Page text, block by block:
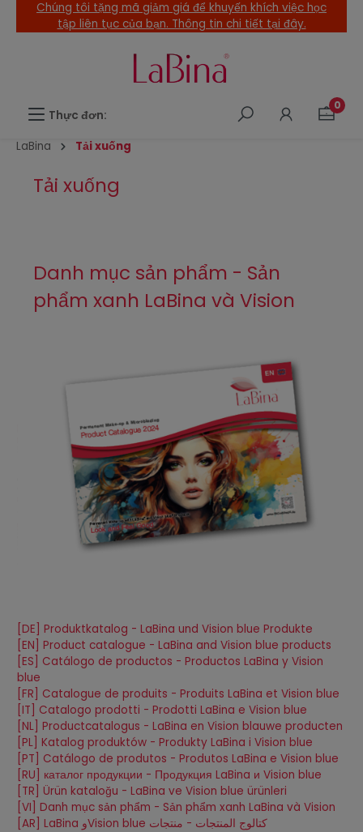
dung chính
Chúng tôi tặng mã giảm giá để khuyến khích việc học
tập liên tục của bạn. Thông tin chi tiết tại đây.
Thực đơn:
0
LaBina Tải xuống
Tải xuống
Danh mục sản phẩm - Sản
phẩm xanh LaBina và Vision
[DE] Produktkatalog - LaBina und Vision blue Produkte
[EN] Product catalogue - LaBina and Vision blue products
[ES] Catálogo de productos - Productos LaBina y Vision
blue
[FR] Catalogue de produits - Produits LaBina et Vision blue
[IT] Catalogo prodotti - Prodotti LaBina e Vision blue
[NL] Productcatalogus - LaBina en Vision blauwe producten
[PL] Katalog produktów - Produkty LaBina i Vision blue
[PT] Catálogo de produtos - Produtos LaBina e Vision blue
[RU] каталог продукции - Продукция LaBina и Vision blue
[TR] Ürün kataloğu - LaBina ve Vision blue ürünleri
[VI] Danh mục sản phẩm - Sản phẩm xanh LaBina và Vision
[AR] LaBina وVision blue كتالوج المنتجات - منتجات